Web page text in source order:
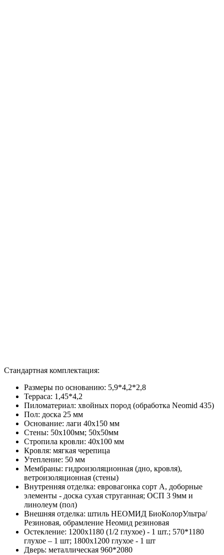
Стандартная комплектация:
Размеры по основанию: 5,9*4,2*2,8
Терраса: 1,45*4,2
Пиломатериал: хвойных пород (обработка Neomid 435)
Пол: доска 25 мм
Основание: лаги 40х150 мм
Стены: 50х100мм; 50х50мм
Стропила кровли: 40х100 мм
Кровля: мягкая черепица
Утепление: 50 мм
Мембраны: гидроизоляционная (дно, кровля),
ветроизоляционная (стены)
Внутренняя отделка: евровагонка сорт А, доборные
элементы - доска сухая струганная; ОСП 3 9мм и
линолеум (пол)
Внешняя отделка: штиль НЕОМИД БиоКолорУльтра/
Резиновая, обрамление Неомид резиновая
Остекление: 1200х1180 (1/2 глухое) - 1 шт.; 570*1180
глухое – 1 шт; 1800х1200 глухое - 1 шт
Дверь: металлическая 960*2080